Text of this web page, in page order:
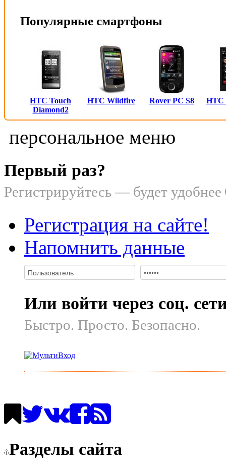
Популярные смартфоны
HTC Touch
Diamond2
HTC Wildfire Rover PC S8 HTC
персональное меню
Первый раз?
Регистрируйтесь — будет удобнее
Регистрация на сайте!
Напомнить данные
Или войти через соц.
Быстро. Просто. Безопасно.
Разделы сайта